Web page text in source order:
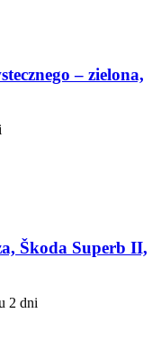
– zielona,
Škoda Superb II,
2 dni